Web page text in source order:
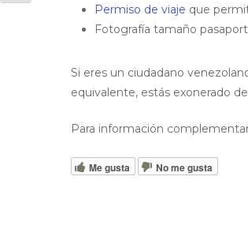
Permiso de viaje que
Fotografía tamaño
Si eres un ciudadano
equivalente, estás exonerado
Para información
Me gusta No me gusta